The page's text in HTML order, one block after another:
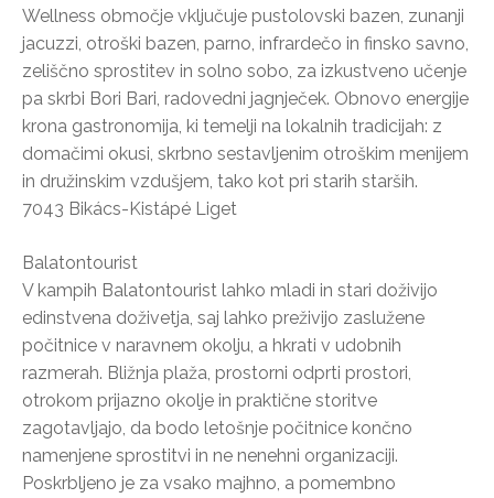
Wellness območje vključuje pustolovski bazen, zunanji
jacuzzi, otroški bazen, parno, infrardečo in finsko savno,
zeliščno sprostitev in solno sobo, za izkustveno učenje
pa skrbi Bori Bari, radovedni jagnječek. Obnovo energije
krona gastronomija, ki temelji na lokalnih tradicijah: z
domačimi okusi, skrbno sestavljenim otroškim menijem
in družinskim vzdušjem, tako kot pri starih starših.
7043 Bikács-Kistápé Liget
Balatontourist
V kampih Balatontourist lahko mladi in stari doživijo
edinstvena doživetja, saj lahko preživijo zaslužene
počitnice v naravnem okolju, a hkrati v udobnih
razmerah. Bližnja plaža, prostorni odprti prostori,
otrokom prijazno okolje in praktične storitve
zagotavljajo, da bodo letošnje počitnice končno
namenjene sprostitvi in ne nenehni organizaciji.
Poskrbljeno je za vsako majhno, a pomembno